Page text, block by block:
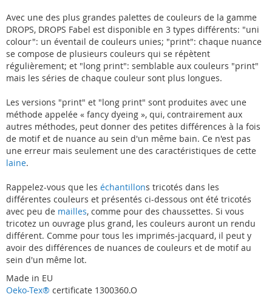
Avec une des plus grandes palettes de couleurs de la gamme
DROPS, DROPS Fabel est disponible en 3 types différents: "uni
colour": un éventail de couleurs unies; "print": chaque nuance
se compose de plusieurs couleurs qui se répètent
régulièrement; et "long print": semblable aux couleurs "print"
mais les séries de chaque couleur sont plus longues.
Les versions "print" et "long print" sont produites avec une
méthode appelée « fancy dyeing », qui, contrairement aux
autres méthodes, peut donner des petites différences à la fois
de motif et de nuance au sein d'un même bain. Ce n'est pas
une erreur mais seulement une des caractéristiques de cette
laine.
Rappelez-vous que les échantillons tricotés dans les
différentes couleurs et présentés ci-dessous ont été tricotés
avec peu de mailles, comme pour des chaussettes. Si vous
tricotez un ouvrage plus grand, les couleurs auront un rendu
différent. Comme pour tous les imprimés-jacquard, il peut y
avoir des différences de nuances de couleurs et de motif au
sein d'un même lot.
Made in EU
Oeko-Tex® certificate 1300360.O